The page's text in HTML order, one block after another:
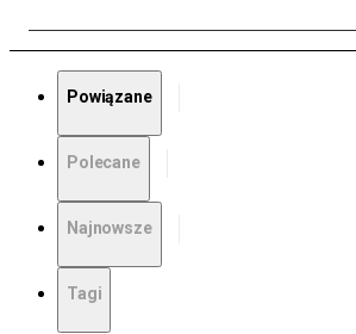
Powiązane
Polecane
Najnowsze
Tagi